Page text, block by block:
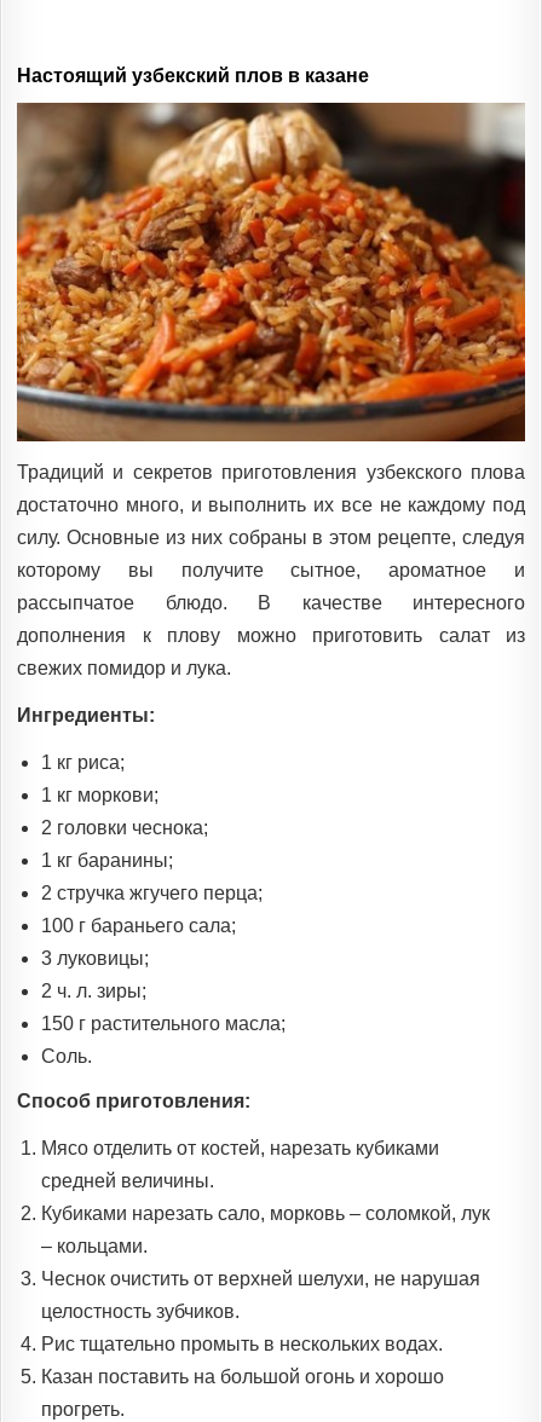
Настоящий узбекский плов в казане
Традиций и секретов приготовления узбекского плова
достаточно много, и выполнить их все не каждому под
силу. Основные из них собраны в этом рецепте, следуя
которому вы получите сытное, ароматное и
рассыпчатое блюдо. В качестве интересного
дополнения к плову можно приготовить салат из
свежих помидор и лука.
Ингредиенты:
1 кг риса;
1 кг моркови;
2 головки чеснока;
1 кг баранины;
2 стручка жгучего перца;
100 г бараньего сала;
3 луковицы;
2 ч. л. зиры;
150 г растительного масла;
Соль.
Способ приготовления:
Мясо отделить от костей, нарезать кубиками
средней величины.
Кубиками нарезать сало, морковь – соломкой, лук
– кольцами.
Чеснок очистить от верхней шелухи, не нарушая
целостность зубчиков.
Рис тщательно промыть в нескольких водах.
Казан поставить на большой огонь и хорошо
прогреть.